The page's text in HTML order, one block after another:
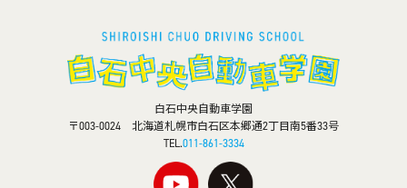
白石中央自動車学園
〒003-0024 北海道札幌市白石区本郷通2丁目南5番33号
TEL.011-861-3334